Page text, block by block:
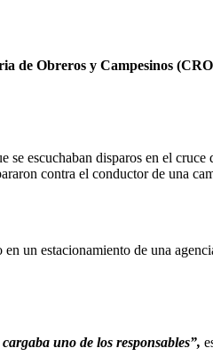
Obreros y Campesinos
escuchaban disparos en el
contra el conductor de una
un estacionamiento de una
uno de los responsables”,